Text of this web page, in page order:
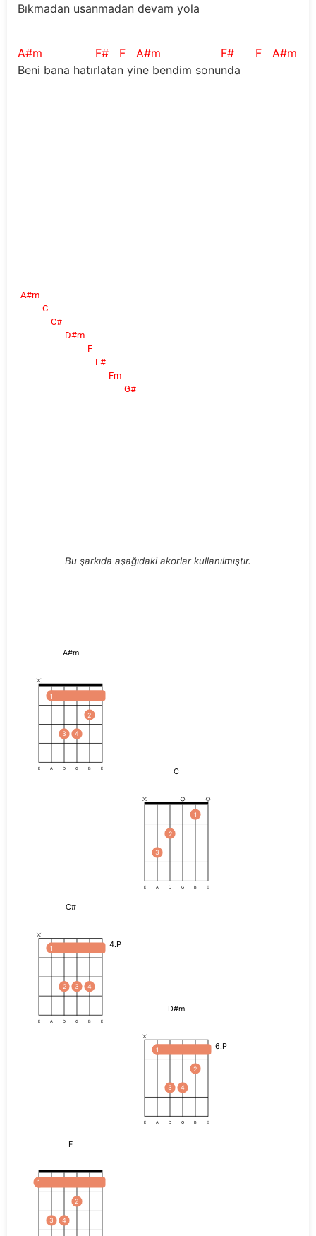
Bıkmadan usanmadan devam yola
A#m F# F A#m F# F A#m
Beni bana hatırlatan yine bendim sonunda
A#m
C
C#
D#m
F
F#
Fm
G#
Bu şarkıda aşağıdaki akorlar kullanılmıştır.
A#m
1
3 4
2
E A D G B E C
3
2
1
E A D G B E
C#
4.P
1
2 3 4
E A D G B E
D#m
6.P
1
3 4
2
E A D G B E
F
1
3 4
2